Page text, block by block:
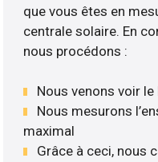
que vous êtes en
centrale solaire. En
nous procédons :
Nous venons voir
Nous mesurons
maximal
Grâce à ceci, nous